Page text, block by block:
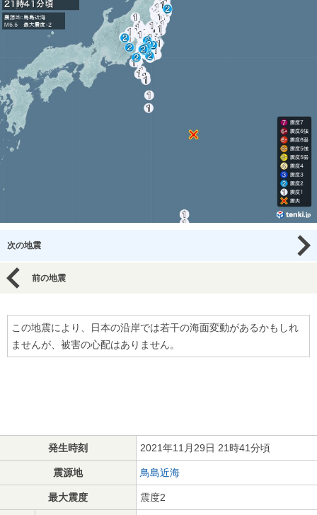
次の地震
前の地震
この地震により、日本の沿岸では若干の海面変動があるかもしれ
ませんが、被害の心配はありません。
発生時刻 2021年11月29日 21時41分頃
震源地 鳥島近海
最大震度 震度2